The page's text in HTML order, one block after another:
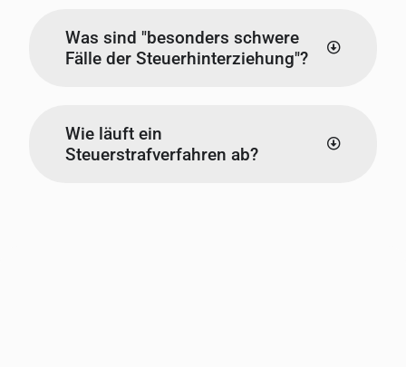
Was sind "besonders schwere
Fälle der Steuerhinterziehung"?
Wie läuft ein
Steuerstrafverfahren ab?